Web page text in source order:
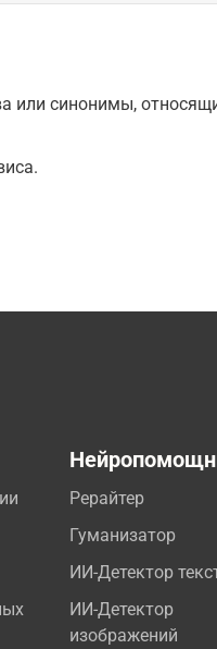
синонимы,
Рерайтер
Гуманизатор
ИИ-Детектор
ИИ-Детектор
изображений